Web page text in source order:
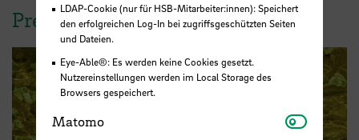
Pressebild zum Herunterladen
LDAP-Cookie (nur für HSB-Mitarbeiter:innen): Speichert
den erfolgreichen Log-In bei zugriffsgeschützten Seiten
und Dateien.
Eye-Able®: Es werden keine Cookies gesetzt.
Nutzereinstellungen werden im Local Storage des
Browsers gespeichert.
Matomo Matomo